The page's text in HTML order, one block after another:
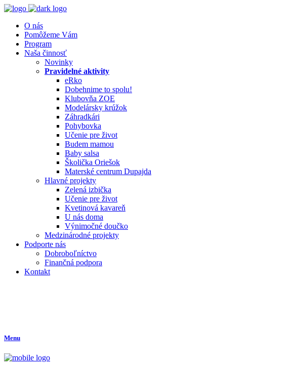
O nás
Pomôžeme Vám
Program
Naša činnosť
Novinky
Pravidelné aktivity
eRko
Dobehnime to spolu!
Klubovňa ZOE
Modelársky krúžok
Záhradkári
Pohybovka
Učenie pre život
Budem mamou
Baby salsa
Školička Oriešok
Materské centrum Dupajda
Hlavné projekty
Zelená izbička
Učenie pre život
Kvetinová kavareň
U nás doma
Výnimočné doučko
Medzinárodné projekty
Podporte nás
Dobroboľníctvo
Finančná podpora
Kontakt
Menu